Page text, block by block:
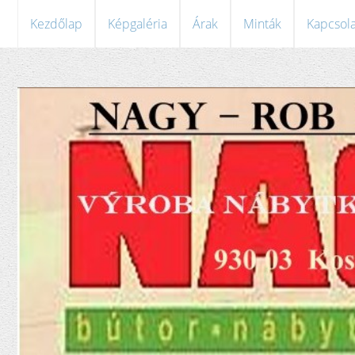
Kezdőlap Képgaléria Árak Minták